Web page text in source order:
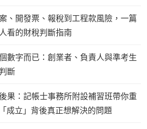
、開發票、報稅到工程款風險，一篇
看的財稅判斷指南
數字而已：創業者、負責人與準考生
斷
果：記帳士事務所附設補習班帶你重
成立」背後真正想解決的問題